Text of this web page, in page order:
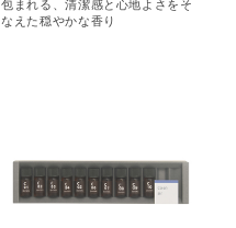
包まれる、清潔感と心地よさをそ
なえた穏やかな香り